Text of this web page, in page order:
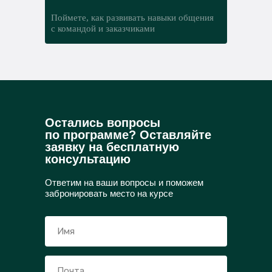
результата
получите практический опыт, который
можно смело показывать
Поймете, как развивать навыки общения
с командой и заказчиками
Остались вопросы
по программе? Оставляйте
заявку на бесплатную
консультацию
Ответим на ваши вопросы и поможем
забронировать место на курсе